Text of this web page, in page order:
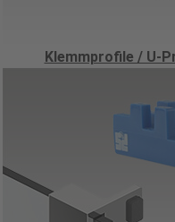
Klemmprofile / U-